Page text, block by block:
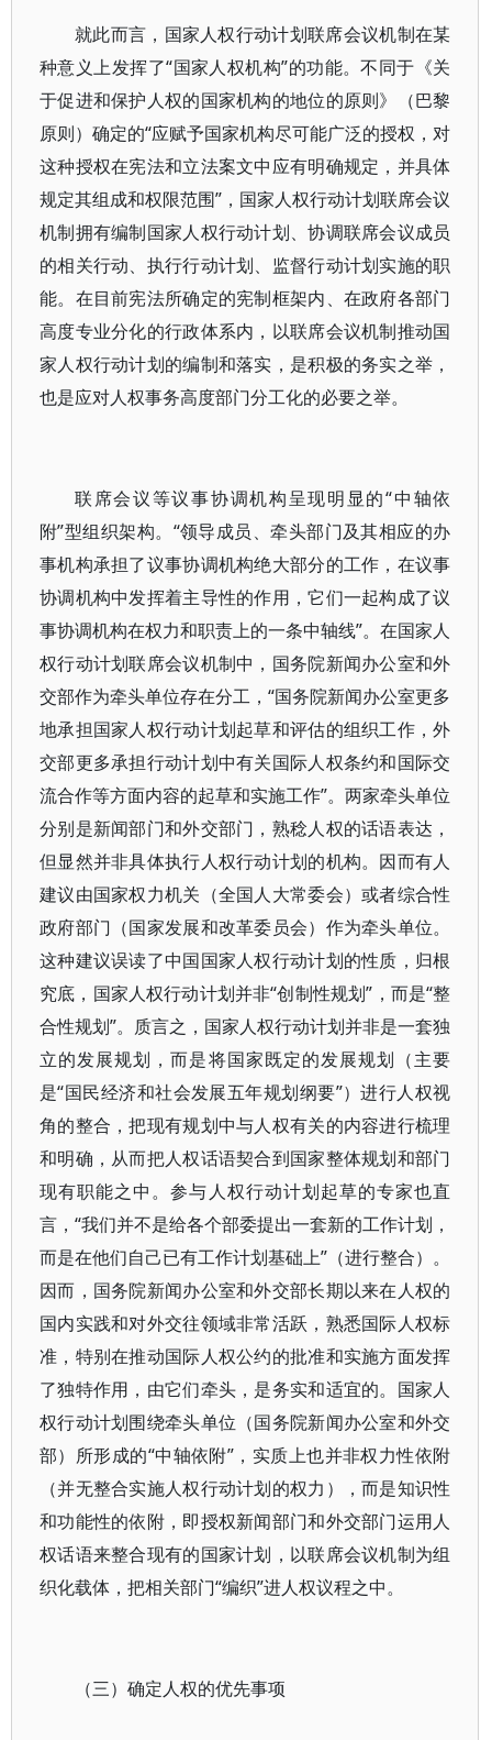
就此而言，国家人权行动计划联席会议机制在某
种意义上发挥了“国家人权机构”的功能。不同于《关
于促进和保护人权的国家机构的地位的原则》（巴黎
原则）确定的“应赋予国家机构尽可能广泛的授权，对
这种授权在宪法和立法案文中应有明确规定，并具体
规定其组成和权限范围”，国家人权行动计划联席会议
机制拥有编制国家人权行动计划、协调联席会议成员
的相关行动、执行行动计划、监督行动计划实施的职
能。在目前宪法所确定的宪制框架内、在政府各部门
高度专业分化的行政体系内，以联席会议机制推动国
家人权行动计划的编制和落实，是积极的务实之举，
也是应对人权事务高度部门分工化的必要之举。
联席会议等议事协调机构呈现明显的“中轴依
附”型组织架构。“领导成员、牵头部门及其相应的办
事机构承担了议事协调机构绝大部分的工作，在议事
协调机构中发挥着主导性的作用，它们一起构成了议
事协调机构在权力和职责上的一条中轴线”。在国家人
权行动计划联席会议机制中，国务院新闻办公室和外
交部作为牵头单位存在分工，“国务院新闻办公室更多
地承担国家人权行动计划起草和评估的组织工作，外
交部更多承担行动计划中有关国际人权条约和国际交
流合作等方面内容的起草和实施工作”。两家牵头单位
分别是新闻部门和外交部门，熟稔人权的话语表达，
但显然并非具体执行人权行动计划的机构。因而有人
建议由国家权力机关（全国人大常委会）或者综合性
政府部门（国家发展和改革委员会）作为牵头单位。
这种建议误读了中国国家人权行动计划的性质，归根
究底，国家人权行动计划并非“创制性规划”，而是“整
合性规划”。质言之，国家人权行动计划并非是一套独
立的发展规划，而是将国家既定的发展规划（主要
是“国民经济和社会发展五年规划纲要”）进行人权视
角的整合，把现有规划中与人权有关的内容进行梳理
和明确，从而把人权话语契合到国家整体规划和部门
现有职能之中。参与人权行动计划起草的专家也直
言，“我们并不是给各个部委提出一套新的工作计划，
而是在他们自己已有工作计划基础上”（进行整合）。
因而，国务院新闻办公室和外交部长期以来在人权的
国内实践和对外交往领域非常活跃，熟悉国际人权标
准，特别在推动国际人权公约的批准和实施方面发挥
了独特作用，由它们牵头，是务实和适宜的。国家人
权行动计划围绕牵头单位（国务院新闻办公室和外交
部）所形成的“中轴依附”，实质上也并非权力性依附
（并无整合实施人权行动计划的权力），而是知识性
和功能性的依附，即授权新闻部门和外交部门运用人
权话语来整合现有的国家计划，以联席会议机制为组
织化载体，把相关部门“编织”进人权议程之中。
（三）确定人权的优先事项